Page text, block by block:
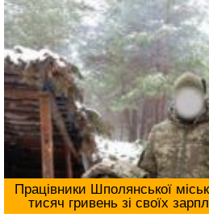
Працівники Шполянської
тисяч гривень зі своїх